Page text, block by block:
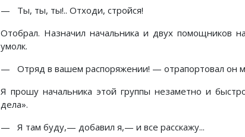
— Ты, ты, ты!.. Отходи, стройся!
Отобрал. Назначил начальника и двух помощников
умолк.
— Отряд в вашем распоряжении! — отрапортовал он
Я прошу начальника этой группы незаметно и
дела».
— Я там буду,— добавил я,— и все расскажу...